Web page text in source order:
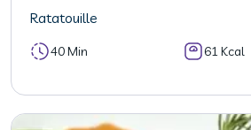
Ratatouille
40 Min 61 Kcal